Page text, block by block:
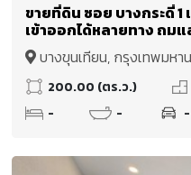
ขายที่ดิน ซอย บางกระดี่ 1
เข้าออกได้หลายทาง ถม
บางขุนเทียน, กรุงเทพมหา
200.00 (ตร.ว.)
-
- -